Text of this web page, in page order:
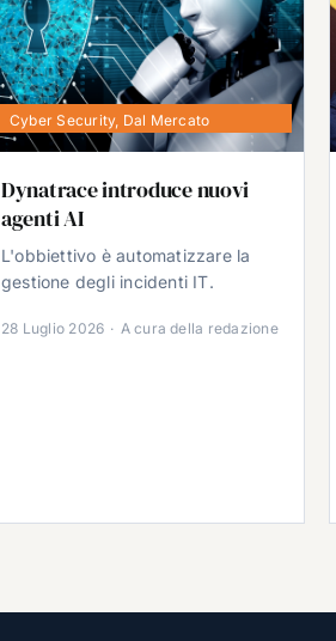
Cyber Security, Dal Mercato
Dynatrace introduce nuovi
agenti AI
L'obbiettivo è automatizzare la
gestione degli incidenti IT.
28 Luglio 2026 · A cura della redazione